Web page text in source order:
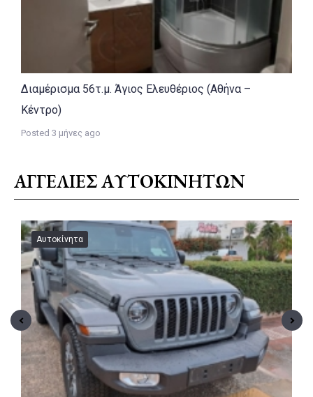
Διαμέρισμα 56τ.μ. Άγιος Ελευθέριος (Αθήνα –
Κέντρο)
Posted 3 μήνες ago
ΑΓΓΕΛΙΕΣ ΑΥΤΟΚΙΝΗΤΩΝ
Αυτοκίνητα